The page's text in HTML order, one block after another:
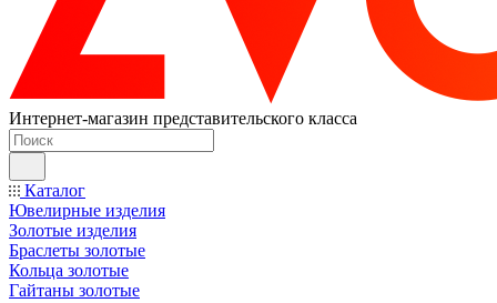
Интернет-магазин представительского класса
Каталог
Ювелирные изделия
Золотые изделия
Браслеты золотые
Кольца золотые
Гайтаны золотые